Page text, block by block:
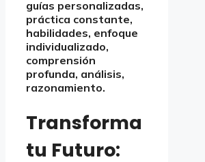
guías personalizadas,
práctica constante,
habilidades, enfoque
individualizado,
comprensión
profunda, análisis,
razonamiento.
Transforma
tu Futuro: